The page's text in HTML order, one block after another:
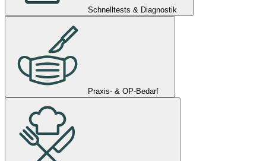
Schnelltests & Diagnostik
Praxis- & OP-Bedarf